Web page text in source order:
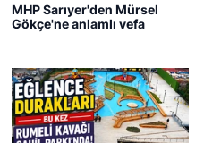
MHP Sarıyer'den Mürsel
Gökçe'ne anlamlı vefa